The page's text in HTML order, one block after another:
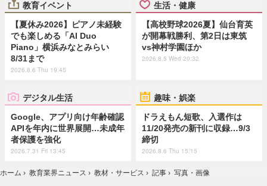
教育イベント
【夏休み2026】ピアノ未経験
でも楽しめる「AI Duo
Piano」横浜みなとみらい
8/31まで
2026.8.6 Thu 19:45
生活・健康
【高校野球2026夏】仙台育英
が開幕戦勝利、第2日は東筑
vs神村学園ほか
2026.8.5 Wed 20:32
デジタル生活
Google、アプリ向け年齢確認
APIを年内に世界展開…未成年
者保護を強化
2026.7.31 Fri 13:45
趣味・娯楽
ドラえもん短歌、入選作は
11/20発売の新刊に収録…9/3
締切
2026.8.6 Thu 15:15
ホーム › 教育業界ニュース › 教材・サービス › 記事 › 写真・画像